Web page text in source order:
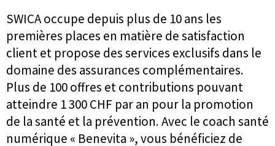
SWICA occupe depuis plus de 10 ans les
premières places en matière de satisfaction
client et propose des services exclusifs dans le
domaine des assurances complémentaires.
Plus de 100 offres et contributions pouvant
atteindre 1 300 CHF par an pour la promotion
de la santé et la prévention. Avec le coach santé
numérique « Benevita », vous bénéficiez de